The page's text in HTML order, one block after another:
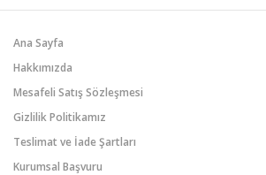
Ana Sayfa
Hakkımızda
Mesafeli Satış Sözleşmesi
Gizlilik Politikamız
Teslimat ve İade Şartları
Kurumsal Başvuru